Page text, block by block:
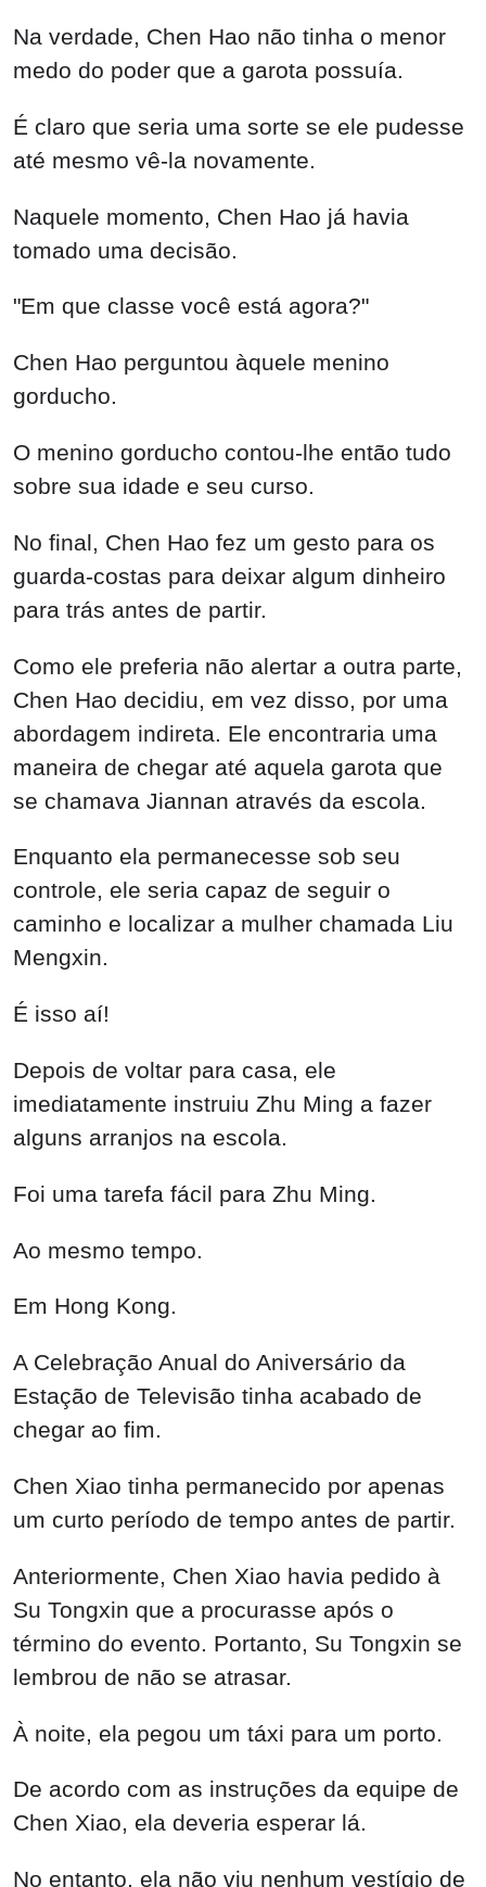
Foi uma tarefa fácil para Zhu Ming.
Ao mesmo tempo.
Em Hong Kong.
A Celebração Anual do Aniversário da
Estação de Televisão tinha acabado de
chegar ao fim.
Chen Xiao tinha permanecido por apenas
um curto período de tempo antes de partir.
Anteriormente, Chen Xiao havia pedido à
Su Tongxin que a procurasse após o
término do evento. Portanto, Su Tongxin se
lembrou de não se atrasar.
À noite, ela pegou um táxi para um porto.
De acordo com as instruções da equipe de
Chen Xiao, ela deveria esperar lá.
No entanto, ela não viu nenhum vestígio de